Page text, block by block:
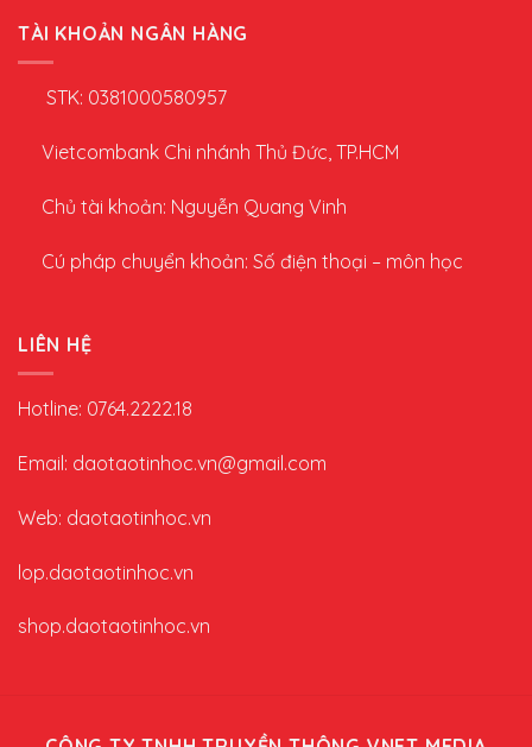
TÀI KHOẢN NGÂN HÀNG
STK: 0381000580957
Vietcombank Chi nhánh Thủ Đức, TP.HCM
Chủ tài khoản: Nguyễn Quang Vinh
Cú pháp chuyển khoản: Số điện thoại – môn học
LIÊN HỆ
Hotline: 0764.2222.18
Email: daotaotinhoc.vn@gmail.com
Web: daotaotinhoc.vn
lop.daotaotinhoc.vn
shop.daotaotinhoc.vn